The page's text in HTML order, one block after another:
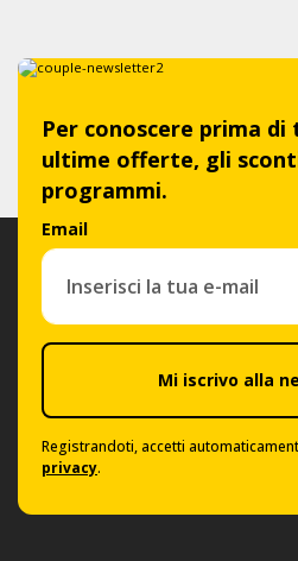
Per conoscere prima
ultime offerte, gli
programmi.
Email
Mi iscrivo alla
Registrandoti, accetti
privacy.